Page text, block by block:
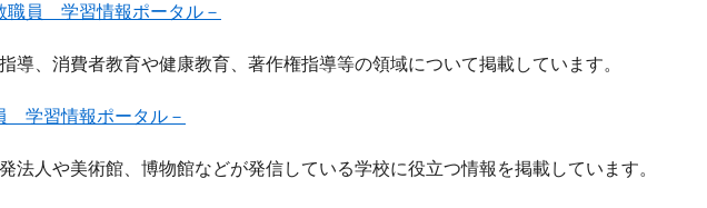
員 学習情報ポータル－
、消費者教育や健康教育、著作権指導等の領域について掲載しています。
学習情報ポータル－
人や美術館、博物館などが発信している学校に役立つ情報を掲載しています。